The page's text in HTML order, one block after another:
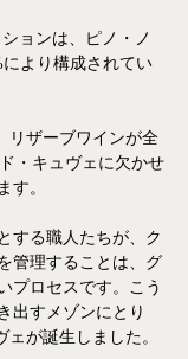
ョンは、ピノ・ノ
より構成されてい
リザーブワインが全
・キュヴェに欠かせ
す。
する職人たちが、ク
管理することは、グ
プロセスです。こう
出すメゾンにとり
が誕生しました。